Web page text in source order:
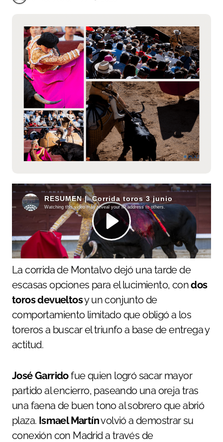
La corrida de Montalvo dejó una tarde de
escasas opciones para el lucimiento, condos
toros devueltosy un conjunto de
comportamiento limitado que obligó a los
toreros a buscar el triunfo a base de entrega y
actitud.
José Garridofue quien logró sacar mayor
partido al encierro, paseando una oreja tras
una faena de buen tono al sobrero que abrió
plaza. Ismael Martínvolvió a demostrar su
conexión con Madrid a través de